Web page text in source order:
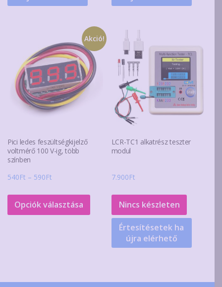
Akció!
Pici ledes feszültségkijelző
voltmérő 100 V-ig, több
színben
540Ft – 590Ft
-
590Ft
Opciók választása
terméknek
LCR-TC1 alkatrész teszter
modul
7.900Ft
Nincs készleten
Értesítésetek ha
újra elérhető